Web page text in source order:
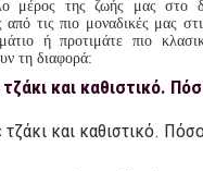
μέρος της ζωής μας στο
από τις πιο μοναδικές μας
ή προτιμάτε πιο
τη διαφορά:
και καθιστικό.